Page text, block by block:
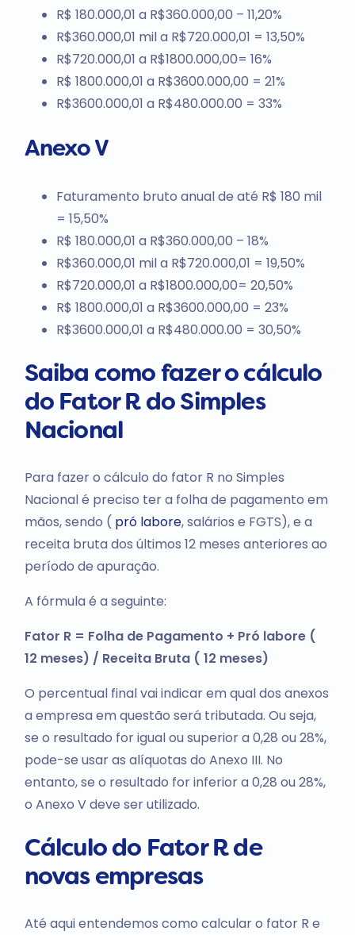
R$ 180.000,01 a R$360.000,00 – 11,20%
R$360.000,01 mil a R$720.000,01 = 13,50%
R$720.000,01 a R$1800.000,00= 16%
R$ 1800.000,01 a R$3600.000,00 = 21%
R$3600.000,01 a R$480.000.00 = 33%
Anexo V
Faturamento bruto anual de até R$ 180 mil
= 15,50%
R$ 180.000,01 a R$360.000,00 – 18%
R$360.000,01 mil a R$720.000,01 = 19,50%
R$720.000,01 a R$1800.000,00= 20,50%
R$ 1800.000,01 a R$3600.000,00 = 23%
R$3600.000,01 a R$480.000.00 = 30,50%
Saiba como fazer o cálculo
do Fator R do Simples
Nacional
Para fazer o cálculo do fator R no Simples
Nacional é preciso ter a folha de pagamento em
mãos, sendo ( pró labore, salários e FGTS), e a
receita bruta dos últimos 12 meses anteriores ao
período de apuração.
A fórmula é a seguinte:
Fator R = Folha de Pagamento + Pró labore (
12 meses) / Receita Bruta ( 12 meses)
O percentual final vai indicar em qual dos anexos
a empresa em questão será tributada. Ou seja,
se o resultado for igual ou superior a 0,28 ou 28%,
pode-se usar as alíquotas do Anexo III. No
entanto, se o resultado for inferior a 0,28 ou 28%,
o Anexo V deve ser utilizado.
Cálculo do Fator R de
novas empresas
Até aqui entendemos como calcular o fator R e